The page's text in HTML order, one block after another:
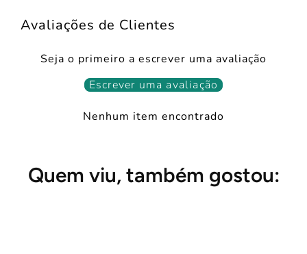
Avaliações de Clientes
Seja o primeiro a escrever uma avaliação
Escrever uma avaliação
Nenhum item encontrado
Quem viu, também gostou: